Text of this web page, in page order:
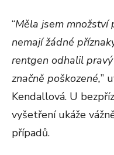
“Měla jsem množství
nemají žádné
rentgen odhalil
značně poškozené,”
Kendallová. U
vyšetření ukáže
případů.